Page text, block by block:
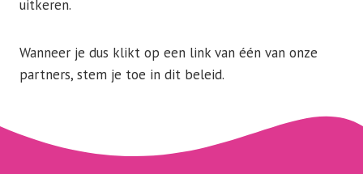
uitkeren.
Wanneer je dus klikt op een link van één van onze
partners, stem je toe in dit beleid.